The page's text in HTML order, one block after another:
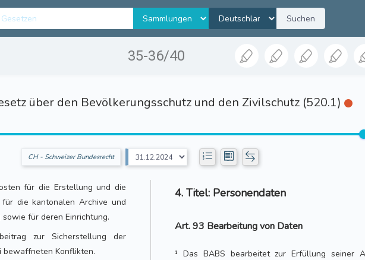
Suchen
35-36/40
über den Bevölkerungsschutz und den Zivilschutz (520.1)
CH - Schweizer Bundesrecht
für die Erstellung und die
für die kantonalen Archive und
für deren Einrichtung.
zur Sicherstellung der
bewaffneten Konflikten.
4. Titel: Personendaten
Art. 93 Bearbeitung von Daten
¹ Das BABS bearbeitet zur Erfüllung seiner